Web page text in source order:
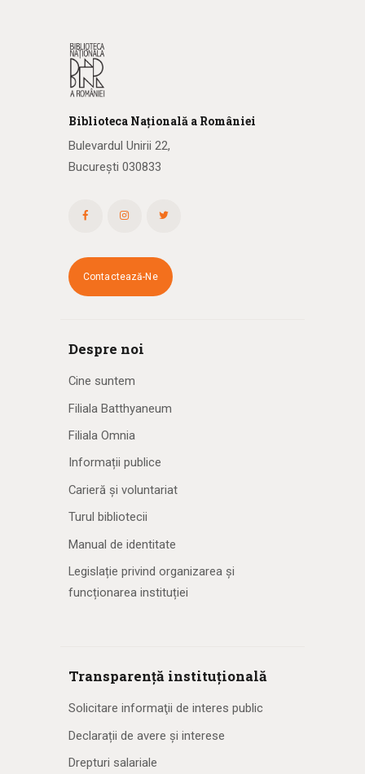
Biblioteca Națională a României
Bulevardul Unirii 22,
București 030833
Contactează-Ne
Despre noi
Cine suntem
Filiala Batthyaneum
Filiala Omnia
Informații publice
Carieră și voluntariat
Turul bibliotecii
Manual de identitate
Legislație privind organizarea și
funcționarea instituției
Transparență instituțională
Solicitare informaţii de interes public
Declarații de avere și interese
Drepturi salariale